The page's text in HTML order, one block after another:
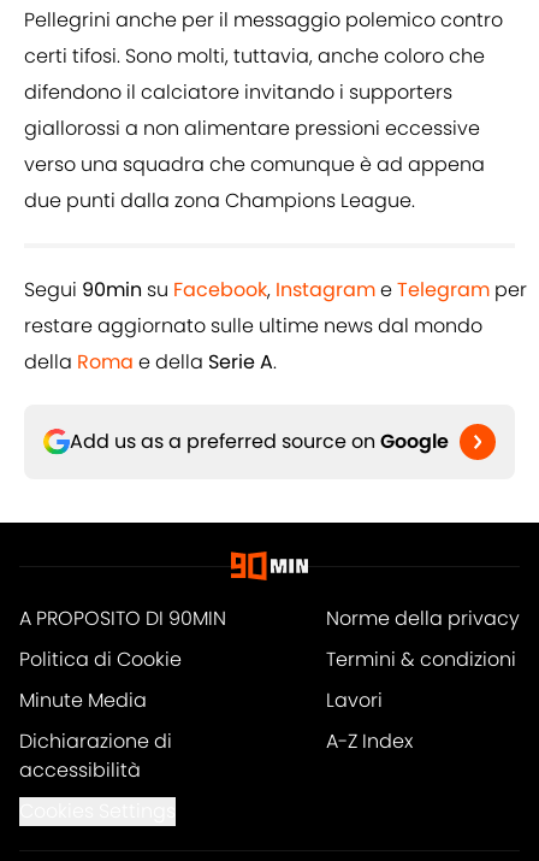
Pellegrini anche per il messaggio polemico contro
certi tifosi. Sono molti, tuttavia, anche coloro che
difendono il calciatore invitando i supporters
giallorossi a non alimentare pressioni eccessive
verso una squadra che comunque è ad appena
due punti dalla zona Champions League.
Segui 90min su Facebook, InstagrameTelegram per
restare aggiornato sulle ultime news dal mondo
della Roma e della Serie A.
Add us as a preferred source on Google
A PROPOSITO DI 90MIN
Norme della privacy
Politica di Cookie
Termini & condizioni
Minute Media
Lavori
Dichiarazione di
accessibilità
A-Z Index